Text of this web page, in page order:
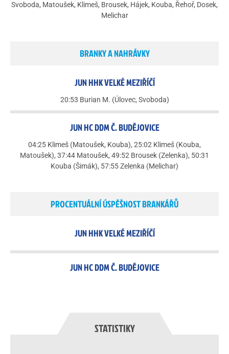
Svoboda, Matoušek, Klimeš, Brousek, Hájek, Kouba, Řehoř, Dosek,
Melichar
BRANKY A NAHRÁVKY
JUN HHK VELKÉ MEZIŘÍČÍ
20:53 Burian M. (Úlovec, Svoboda)
JUN HC DDM Č. BUDĚJOVICE
04:25 Klimeš (Matoušek, Kouba), 25:02 Klimeš (Kouba,
Matoušek), 37:44 Matoušek, 49:52 Brousek (Zelenka), 50:31
Kouba (Šimák), 57:55 Zelenka (Melichar)
PROCENTUÁLNÍ ÚSPĚŠNOST BRANKÁŘŮ
JUN HHK VELKÉ MEZIŘÍČÍ
JUN HC DDM Č. BUDĚJOVICE
STATISTIKY